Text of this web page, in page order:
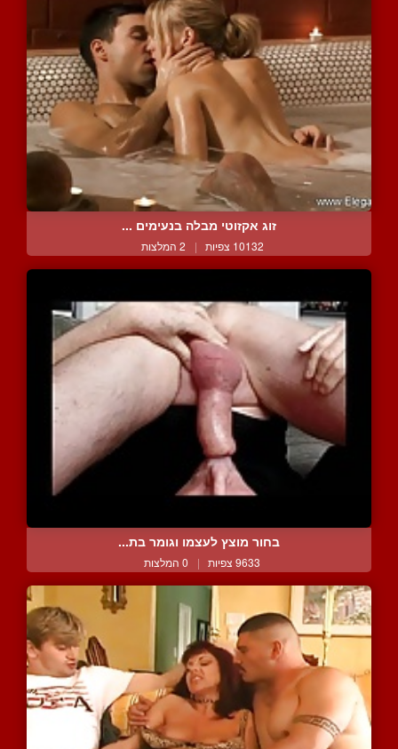
זוג אקזוטי מבלה בנעימים ...
10132 צפיות | 2 המלצות
בחור מוצץ לעצמו וגומר בת...
9633 צפיות | 0 המלצות